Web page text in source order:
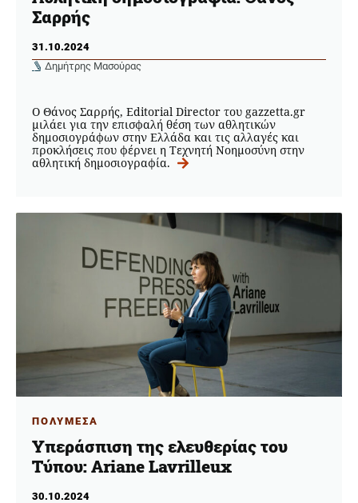
Σαρρής
31.10.2024
Δημήτρης Μασούρας
Ο Θάνος Σαρρής, Editorial Director του gazzetta.gr
μιλάει για την επισφαλή θέση των αθλητικών
δημοσιογράφων στην Ελλάδα και τις αλλαγές και
προκλήσεις που φέρνει η Τεχνητή Νοημοσύνη στην
αθλητική δημοσιογραφία.
ΠΟΛΥΜΕΣΑ
Υπεράσπιση της ελευθερίας του
Τύπου: Ariane Lavrilleux
30.10.2024